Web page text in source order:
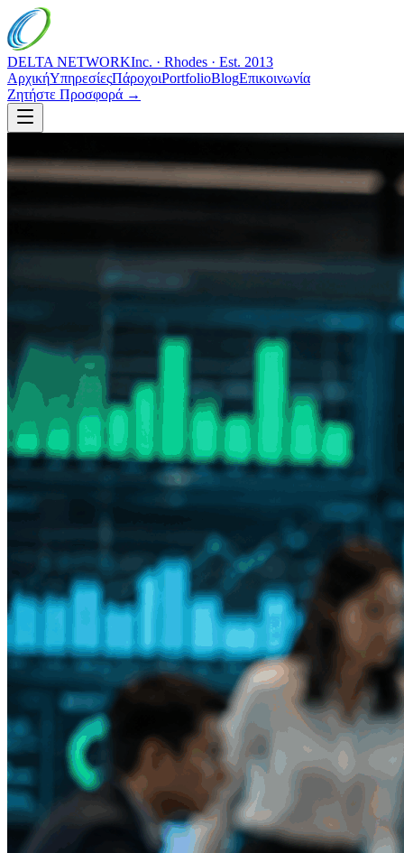
DELTA NETWORKInc. · Rhodes · Est. 2013
ΑρχικήΥπηρεσίεςΠάροχοιPortfolioBlogΕπικοινωνία
Ζητήστε Προσφορά →